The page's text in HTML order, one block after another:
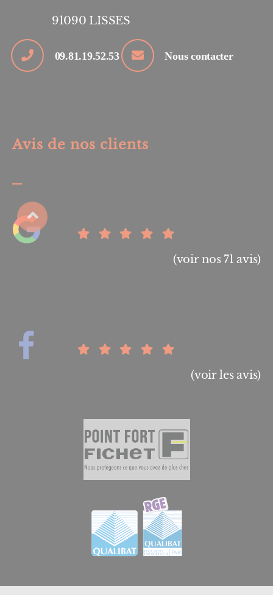
91090 LISSES
09.81.19.52.53 Nous contacter
Avis de nos clients
(voir nos 71 avis)
(voir les avis)